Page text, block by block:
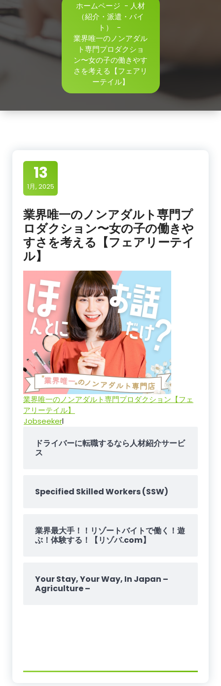
ホームページ - 人材
（紹介・派遣・バイ
ト）
-
業界唯一のノンアダル
ト専門プロダクショ
ン〜女の子の働きやす
さを考える【フェアリ
ーテイル】
13
1月, 2025
業界唯一のノンアダルト専門プ
ロダクション〜女の子の働きや
すさを考える【フェアリーテイ
ル】
業界唯一のノンアダルト専門プロダクション【フェ
アリーテイル】
Jobseekerl
ドライバーに転職するなら人材紹介サービ
ス
Specified Skilled Workers (SSW)
業界最大手！！リゾートバイトで働く！遊
ぶ！体験する！【リゾバ.com】
Your Stay, Your Way, In Japan –
Agriculture –